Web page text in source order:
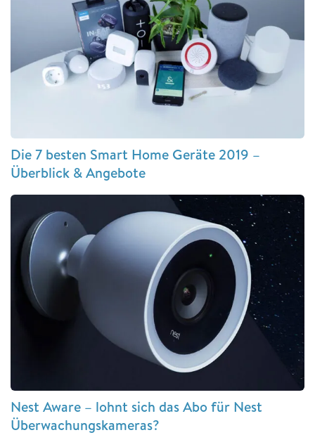
Die 7 besten Smart Home Geräte 2019 –
Überblick & Angebote
Nest Aware – lohnt sich das Abo für Nest
Überwachungskameras?